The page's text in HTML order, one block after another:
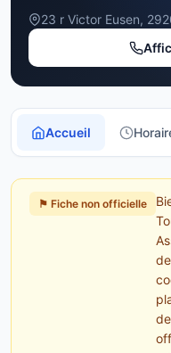
23 r Victor Eusen,
Accueil
⚑ Fiche non officielle